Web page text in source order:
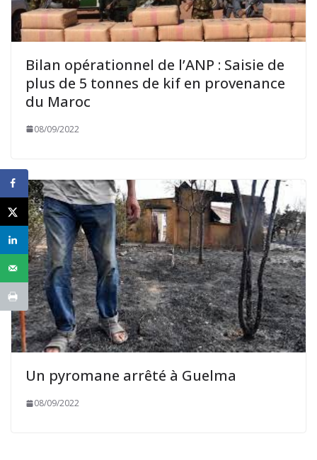
Bilan opérationnel de l’ANP : Saisie de
plus de 5 tonnes de kif en provenance
du Maroc
08/09/2022
Un pyromane arrêté à Guelma
08/09/2022